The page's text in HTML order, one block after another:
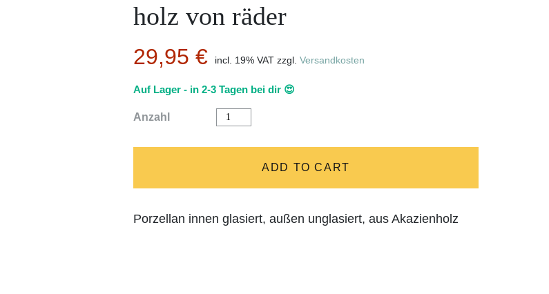
holz von räder
29,95 € incl. 19% VAT zzgl. Versandkosten
Auf Lager - in 2-3 Tagen bei dir 😍
Anzahl
Salz
&
Set
liegt
Würze"
weiss/
ADD TO CART
Porzellan innen glasiert, außen unglasiert, aus Akazienholz